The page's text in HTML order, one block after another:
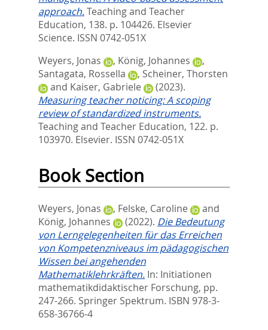
approach.Teaching and Teacher
Education, 138. p. 104426. Elsevier
Science. ISSN 0742-051X
Weyers, Jonas
, König, Johannes
,
Santagata, Rossella
, Scheiner, Thorsten
and Kaiser, Gabriele
(2023).
Measuring teacher noticing: A scoping
review of standardized instruments.
Teaching and Teacher Education, 122. p.
103970. Elsevier. ISSN 0742-051X
Book Section
Weyers, Jonas , Felske, Caroline
and
König, Johannes
(2022). Die Bedeutung
von Lerngelegenheiten für das Erreichen
von Kompetenzniveaus im pädagogischen
Wissen bei angehenden
Mathematiklehrkräften. In: Initiationen
mathematikdidaktischer Forschung, pp.
247-266. Springer Spektrum. ISBN 978-3-
658-36766-4